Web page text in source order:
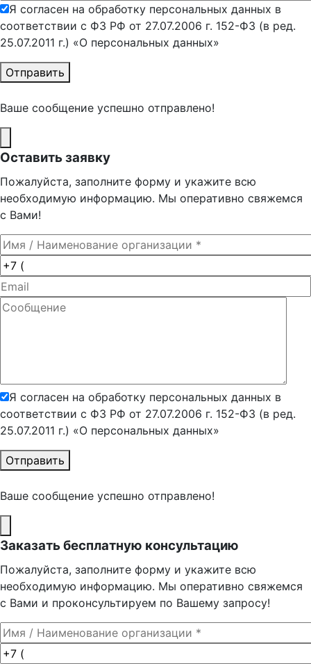
Я согласен на обработку персональных данных в
соответствии с ФЗ РФ от 27.07.2006 г. 152-ФЗ (в ред.
25.07.2011 г.) «О персональных данных»
Отправить
Ваше сообщение успешно отправлено!
Оставить заявку
Пожалуйста, заполните форму и укажите всю
необходимую информацию. Мы оперативно свяжемся
с Вами!
Я согласен на обработку персональных данных в
соответствии с ФЗ РФ от 27.07.2006 г. 152-ФЗ (в ред.
25.07.2011 г.) «О персональных данных»
Отправить
Ваше сообщение успешно отправлено!
Заказать бесплатную консультацию
Пожалуйста, заполните форму и укажите всю
необходимую информацию. Мы оперативно свяжемся
с Вами и проконсультируем по Вашему запросу!